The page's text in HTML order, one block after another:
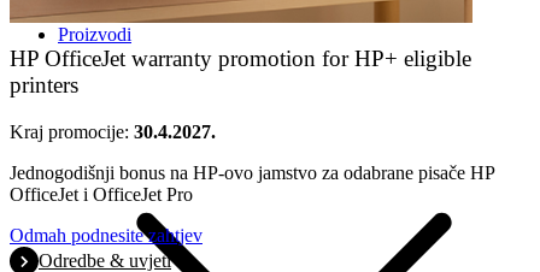
Proizvodi
HP OfficeJet warranty promotion for HP+ eligible
printers
Kraj promocije: 30.4.2027.
Jednogodišnji bonus na HP-ovo jamstvo za odabrane pisače HP
OfficeJet i OfficeJet Pro
Odmah podnesite zahtjev
Odredbe & uvjeti